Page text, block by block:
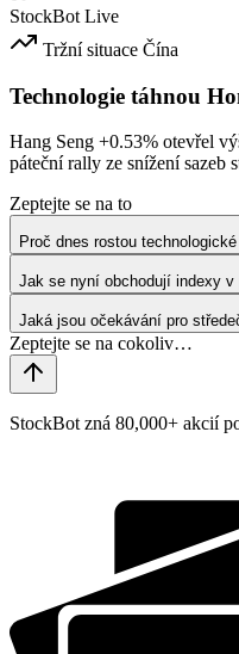
StockBot Live
Tržní situace Čína
Technologie táhnou
Hang Seng +0.53% otevřel
páteční rally ze snížení sazeb
Zeptejte se na to
Proč dnes rostou
Jak se nyní obchodují indexy v
Jaká jsou očekávání pro
StockBot zná 80,000+ akcií